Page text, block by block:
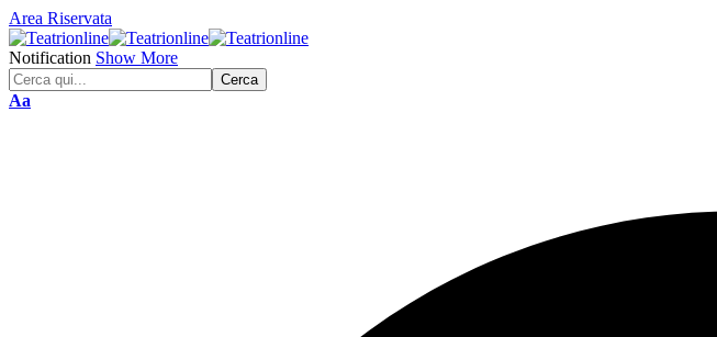
Area Riservata
Notification Show More
Font
Aa